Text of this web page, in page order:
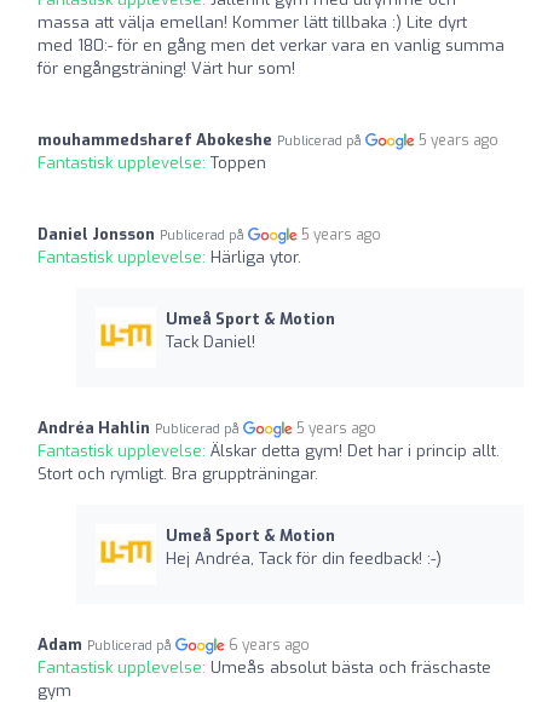
massa att välja emellan! Kommer lätt tillbaka :) Lite dyrt
med 180:- för en gång men det verkar vara en vanlig summa
för engångsträning! Värt hur som!
mouhammedsharef Abokeshe Publicerad på 5 years ago
Fantastisk upplevelse: Toppen
Daniel Jonsson Publicerad på 5 years ago
Fantastisk upplevelse: Härliga ytor.
Umeå Sport & Motion
Tack Daniel!
Andréa Hahlin Publicerad på 5 years ago
Fantastisk upplevelse: Älskar detta gym! Det har i princip allt.
Stort och rymligt. Bra gruppträningar.
Umeå Sport & Motion
Hej Andréa, Tack för din feedback! :-)
Adam Publicerad på 6 years ago
Fantastisk upplevelse: Umeås absolut bästa och fräschaste
gym